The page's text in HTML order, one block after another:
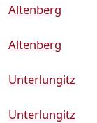
Altenberg
Altenberg
Unterlungitz
Unterlungitz